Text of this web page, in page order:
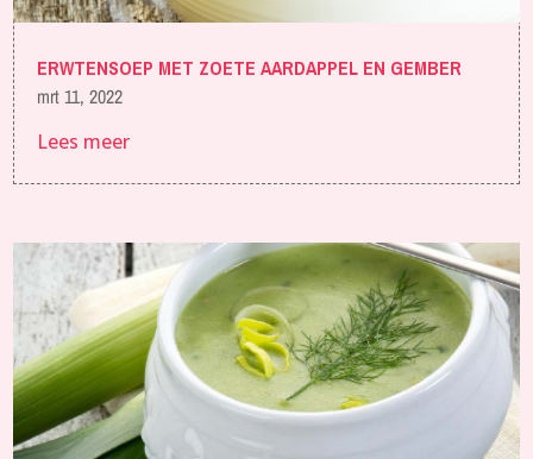
ERWTENSOEP MET ZOETE AARDAPPEL EN GEMBER
mrt 11, 2022
Lees meer